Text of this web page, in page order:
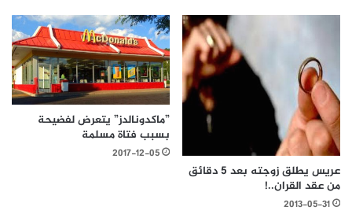
عريس يطلق زوجته بعد 5 دقائق
من عقد القران..!
2013-05-31
”ماكدونالدز” يتعرض لفضيحة
بسبب فتاة مسلمة
2017-12-05